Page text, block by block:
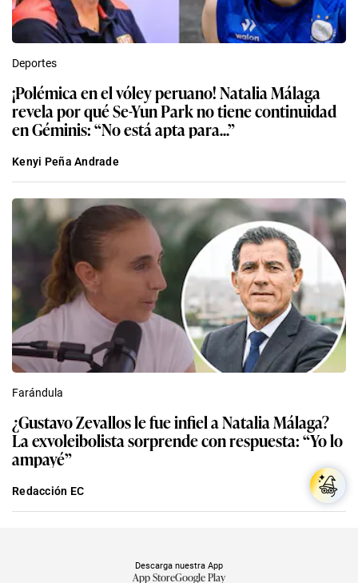
Deportes
¡Polémica en el vóley peruano! Natalia Málaga
revela por qué Se-Yun Park no tiene continuidad
en Géminis: “No está apta para...”
Kenyi Peña Andrade
Farándula
¿Gustavo Zevallos le fue infiel a Natalia Málaga?
La exvoleibolista sorprende con respuesta: “Yo lo
ampayé”
Redacción EC
Descarga nuestra App
App StoreGoogle Play